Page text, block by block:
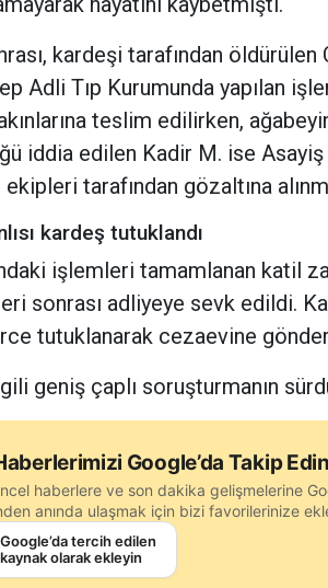
kardeşi tarafından
Adli Tıp Kurumunda yapılan
teslim edilirken,
iddia edilen Kadir M. ise
tarafından gözaltına
kardeş tutuklandı
işlemleri tamamlanan katil
sonrası adliyeye sevk edildi.
tutuklanarak cezaevine
geniş çaplı soruşturmanın
Google’da Takip Edin
haberlere ve son dakika gelişmelerine
anında ulaşmak için bizi favorilerinize
Google’da tercih edilen
kaynak olarak ekleyin